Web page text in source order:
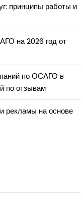
принципы работы и
на 2026 год от
по ОСАГО в
по отзывам
рекламы на основе